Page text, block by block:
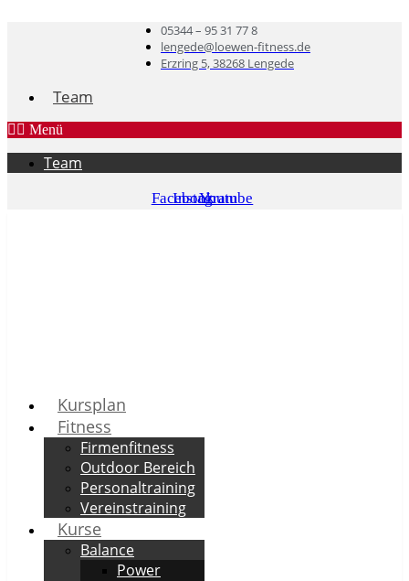
05344 – 95 31 77 8
lengede@loewen-fitness.de
Erzring 5, 38268 Lengede
Team
Menü
Team
Facebook
Instagram
Youtube
Kursplan
Fitness
Firmenfitness
Outdoor Bereich
Personaltraining
Vereinstraining
Kurse
Balance
Power